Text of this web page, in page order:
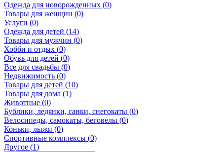
Одежда для новорожденных (0)
Товары для женщин (0)
Услуги (0)
Одежда для детей (14)
Товары для мужчин (0)
Хобби и отдых (0)
Обувь для детей (0)
Все для свадьбы (0)
Недвижимость (0)
Товары для детей (10)
Товары для дома (1)
Животные (0)
Бублики, ледянки, санки, снегокаты (0)
Велосипеды, самокаты, беговелы (0)
Коньки, лыжи (0)
Спортивные комплексы (0)
Другое (1)